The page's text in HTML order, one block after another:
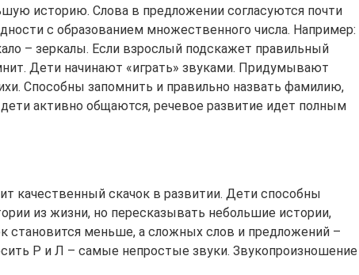
историю. Слова в предложении согласуются почти
с образованием множественного числа. Например:
– зеркалы. Если взрослый подскажет правильный
Дети начинают «играть» звуками. Придумывают
Способны запомнить и правильно назвать фамилию,
активно общаются, речевое развитие идет полным
качественный скачок в развитии. Дети способны
из жизни, но пересказывать небольшие истории,
становится меньше, а сложных слов и предложений –
Р и Л – самые непростые звуки. Звукопроизношение